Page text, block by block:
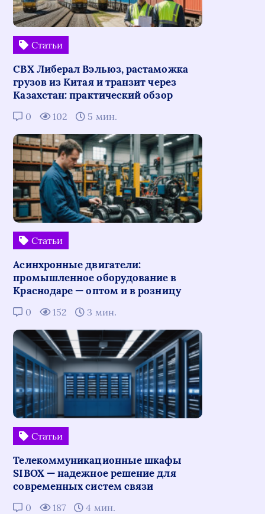
Статьи
СВХ Либерал Вэльюз, растаможка
грузов из Китая и транзит через
Казахстан: практический обзор
0 102 5 мин.
Статьи
Асинхронные двигатели:
промышленное оборудование в
Краснодаре — оптом и в розницу
0 152 3 мин.
Статьи
Телекоммуникационные шкафы
SIBOX — надежное решение для
современных систем связи
0 187 4 мин.